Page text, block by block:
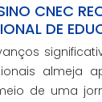
CNEC
DE
almeja
de uma